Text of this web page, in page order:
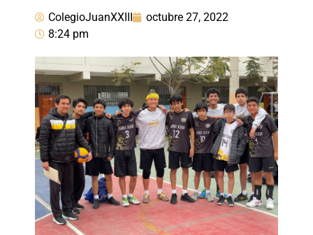
ColegioJuanXXIII
octubre 27, 2022
8:24 pm